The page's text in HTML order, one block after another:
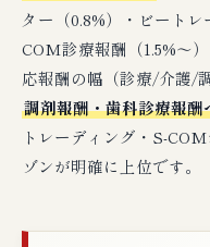
ター（0.8%）・ビート
COM診療報酬（1.5%〜
応報酬の幅（診療/介護/
調剤報酬・歯科診療報酬
トレーディング・S-
ゾンが明確に上位です。